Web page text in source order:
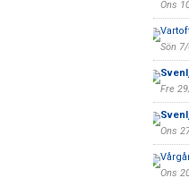
Ons
Sön
Fre
Ons
Ons